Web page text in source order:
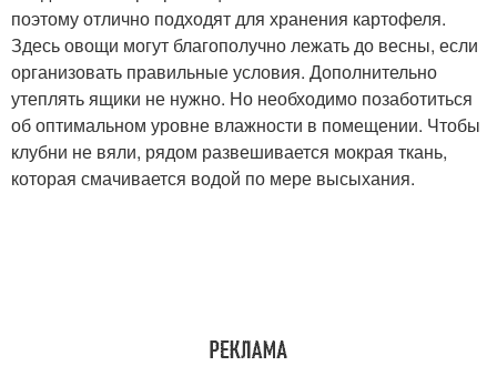
поэтому отлично подходят для хранения картофеля.
Здесь овощи могут благополучно лежать до весны, если
организовать правильные условия. Дополнительно
утеплять ящики не нужно. Но необходимо позаботиться
об оптимальном уровне влажности в помещении. Чтобы
клубни не вяли, рядом развешивается мокрая ткань,
которая смачивается водой по мере высыхания.